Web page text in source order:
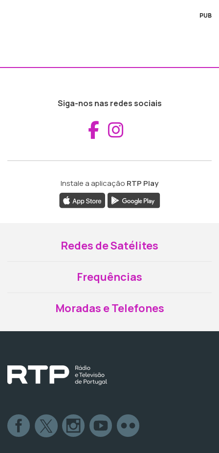
PUB
Siga-nos nas redes sociais
Aceder ao
Instale a aplicação RTP Play
Redes de Satélites
Frequências
Moradas e Telefones